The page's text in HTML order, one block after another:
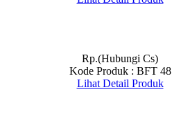
Rp.(Hubungi Cs)
Kode Produk : BFT 48
Lihat Detail Produk